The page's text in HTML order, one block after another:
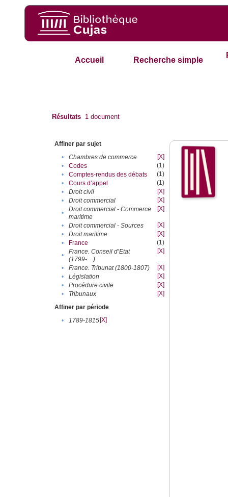
Accueil Recherche simple
Résultats 1 document
Affiner par sujet
•
Chambres de commerce
[X]
•
Codes
(1)
•
Comptes-rendus des débats
(1)
•
Cours d’appel
(1)
•
Droit civil
[X]
•
Droit commercial
[X]
•
Droit commercial - Commerce
maritime
[X]
• Droit commercial - Sources
[X]
•
Droit maritime
[X]
•
France
(1)
•
France. Conseil d’Etat
(1799-....)
[X]
• France. Tribunat (1800-1807)
[X]
•
Législation
[X]
•
Procédure civile
[X]
•
Tribunaux
[X]
Affiner par période
•
1789-1815[X]